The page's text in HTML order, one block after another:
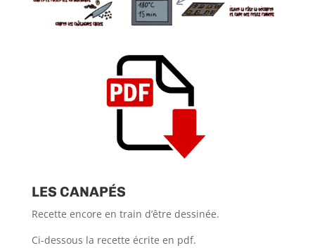
LES CANAPÉS
Recette encore en train d’être dessinée.
Ci-dessous la recette écrite en pdf.